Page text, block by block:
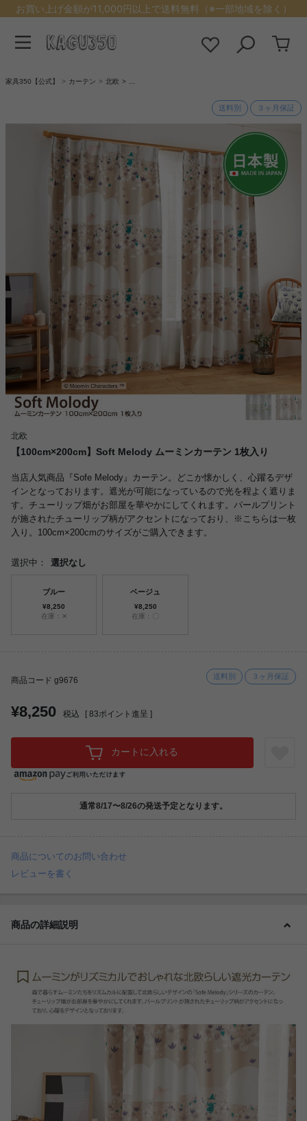
お買い上げ金額が11,000円以上で送料無料（※一部地域を除く）
家具350【公式】 カーテン 北欧
送料別 ３ヶ月保証
北欧
【100cm×200cm】Soft Melody ムーミンカーテン 1枚入り
当店人気商品『Sofe Melody』カーテン。どこか懐かしく、心躍るデザ
インとなっております。遮光が可能になっているので光を程よく遮りま
す。チューリップ畑がお部屋を華やかにしてくれます。パールプリント
が施されたチューリップ柄がアクセントになっており、※こちらは一枚
入り。100cm×200cmのサイズがご購入できます。
選択中： 選択なし
ブルー
¥8,250
在庫：✕
ベージュ
¥8,250
在庫：〇
商品コード g9676 送料別 ３ヶ月保証
¥8,250 税込 [ 83ポイント進呈 ]
カートに入れる
通常8/17〜8/26の発送予定となります。
商品についてのお問い合わせ
レビューを書く
商品の詳細説明